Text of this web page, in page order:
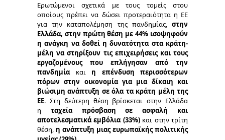
Ερωτώμενοι σχετικά με τους τομείς στου
οποίους πρέπει να δώσει προτεραιότητα η ΕΕ
για την καταπολέμηση της πανδημίας, στην
Ελλάδα, στην πρώτη θέση με 44% ισοψηφούν
η ανάγκη να δοθεί η δυνατότητα στα κράτη-
μέλη να στηρίξουν τις επιχειρήσεις και τους
εργαζομένους που επλήγησαν από την
πανδημίακαι η επένδυση περισσότερων
πόρων στην οικονομία για μια δίκαιη και
βιώσιμη ανάπτυξη σε όλα τα κράτη μέλη της
ΕΕ. Στη δεύτερη θέση βρίσκεται στην Ελλάδα
η ταχεία πρόσβαση σε ασφαλή και
αποτελεσματικά εμβόλια (33%) και στην τρίτη
θέση, η ανάπτυξη μιας ευρωπαϊκής πολιτικής